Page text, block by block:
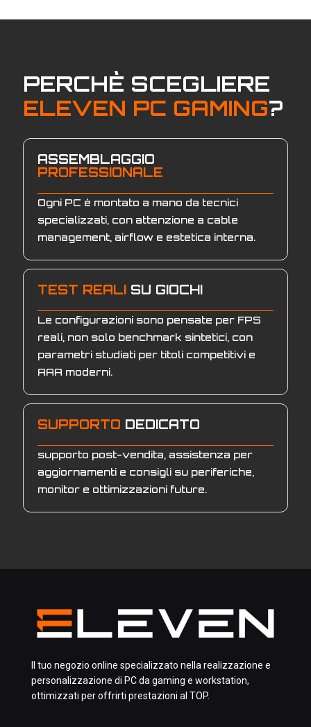
PERCHÈ SCEGLIERE
ELEVEN PC GAMING?
ASSEMBLAGGIO
PROFESSIONALE
Ogni PC è montato a mano da tecnici
specializzati, con attenzione a cable
management, airflow e estetica interna.
TEST REALI SU GIOCHI
Le configurazioni sono pensate per FPS
reali, non solo benchmark sintetici, con
parametri studiati per titoli competitivi e
AAA moderni.
SUPPORTO DEDICATO
supporto post-vendita, assistenza per
aggiornamenti e consigli su periferiche,
monitor e ottimizzazioni future.
Il tuo negozio online specializzato nella realizzazione e
personalizzazione di PC da gaming e workstation,
ottimizzati per offrirti prestazioni al TOP.